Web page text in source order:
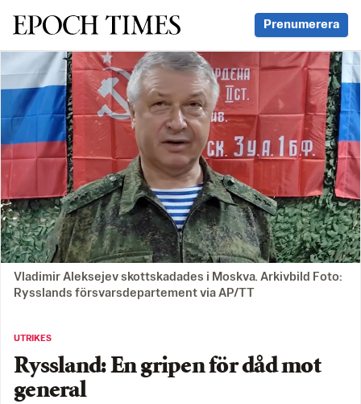
Svenska Epoch Times Prenumerera
Vladimir Aleksejev skottskadades i Moskva. Arkivbild Foto:
Rysslands försvarsdepartement via AP/TT
UTRIKES
Ryssland: En gripen för dåd mot
general